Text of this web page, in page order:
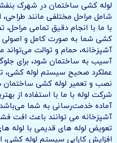
لوله کشی ساختمان در شهرک
شامل مراحل مختلفی مانند
با ما با انجام دقیق تمامی
کشی شما به صورت کامل و اصولی
آشپزخانه، حمام و توالت
آسیب به ساختمان شود، برای
عملکرد صحیح سیستم لوله کشی،
نصب و تعمیر لوله کشی ساختمان
شرکت لوله با ما با استفاده از
آماده خدمت‌رسانی به شما
آشپزخانه می توانند باعث افت
تعویض لوله های قدیمی با لوله
افزایش کارایی سیستم لوله کشی،